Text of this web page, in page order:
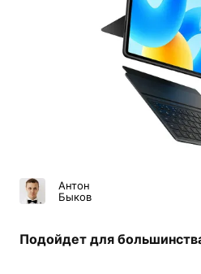
Антон
Быков
Подойдет для